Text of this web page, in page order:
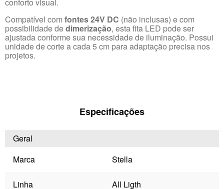
Compatível com fontes 24V DC (não inclusas) e com
possibilidade dedimerização, esta fita LED pode ser
ajustada conforme sua necessidade de iluminação. Possui
unidade de corte a cada 5 cm para adaptação precisa nos
projetos.
Especificações
Geral
Marca
Stella
Linha All Ligth